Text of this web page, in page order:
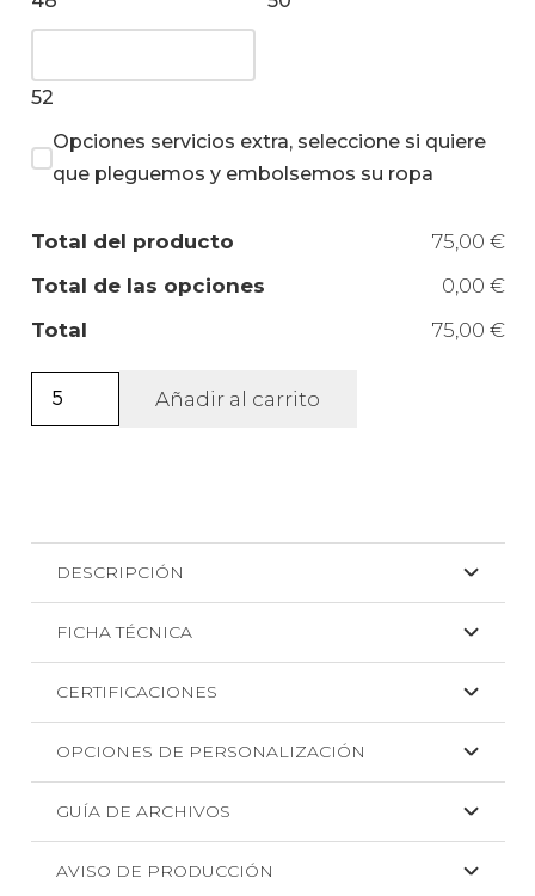
52
Opciones servicios extra, seleccione si quiere
que pleguemos y embolsemos su ropa
Total del producto
75,00 €
Total de las opciones
0,00 €
Total
75,00 €
Camisa
Dinar.
cantidad
Añadir al carrito
DESCRIPCIÓN
FICHA TÉCNICA
CERTIFICACIONES
OPCIONES DE PERSONALIZACIÓN
GUÍA DE ARCHIVOS
AVISO DE PRODUCCIÓN